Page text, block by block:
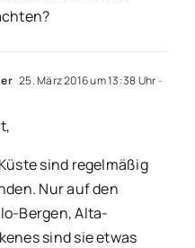
25. März 2016 um 13:38 Uhr-
sind regelmäßig
Nur auf den
Bergen, Alta-
sind sie etwas